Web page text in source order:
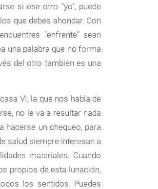
si ese otro “yo”, puede
que debes ahondar. Con
“enfrente” sean
una palabra que no forma
del otro también es una
VI, la que nos habla de
no le va a resultar nada
hacerse un chequeo, para
salud siempre interesan a
materiales. Cuando
propios de esta lunación,
los sentidos. Puedes